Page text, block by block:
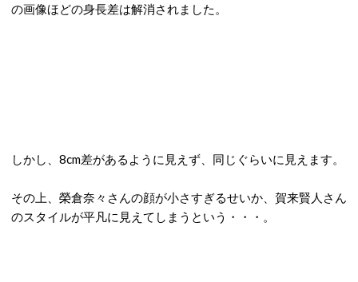
の画像ほどの身長差は解消されました。
しかし、8cm差があるように見えず、同じぐらいに見えます。
その上、榮倉奈々さんの顔が小さすぎるせいか、賀来賢人さん
のスタイルが平凡に見えてしまうという・・・。